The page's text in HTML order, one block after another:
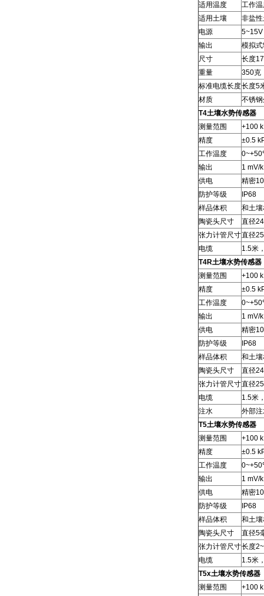
适用温度
工作
适用土壤
非盐
电源
输出
模拟
尺寸
长度
重量
350克
标准电缆长度长度5
材质
不锈
T4土壤水势传感器
测量范围
+100
精度
±0.5
工作温度
输出
1 mV/
供电
精密
防护等级
IP68
样品体积
和土
陶瓷头尺寸
直径
张力计管尺寸直径
电缆
1.5米
T4R土壤水势传感器
测量范围
+100
精度
±0.5
工作温度
输出
1 mV/
供电
精密
防护等级
IP68
样品体积
和土
陶瓷头尺寸
直径
张力计管尺寸直径
电缆
1.5米
注水
外部
T5土壤水势传感器
测量范围
+100
精度
±0.5
工作温度
输出
1 mV/
供电
精密
防护等级
IP68
样品体积
和土
陶瓷头尺寸
直径5
张力计管尺寸长度
电缆
1.5米
T5x土壤水势传感器
测量范围
+100